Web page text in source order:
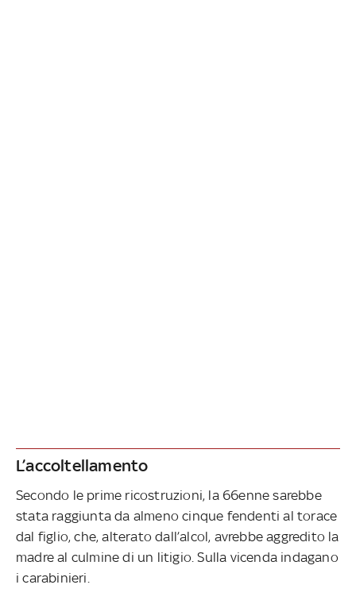
L’accoltellamento
Secondo le prime ricostruzioni, la 66enne sarebbe
stata raggiunta da almeno cinque fendenti al torace
dal figlio, che, alterato dall’alcol, avrebbe aggredito la
madre al culmine di un litigio. Sulla vicenda indagano
i carabinieri.